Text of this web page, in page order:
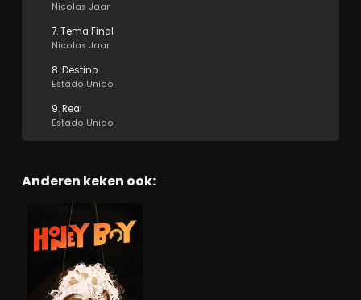
Nicolas Jaar
7. Tema Final
Nicolas Jaar
8. Destino
Estado Unido
9. Real
Estado Unido
Anderen keken ook: